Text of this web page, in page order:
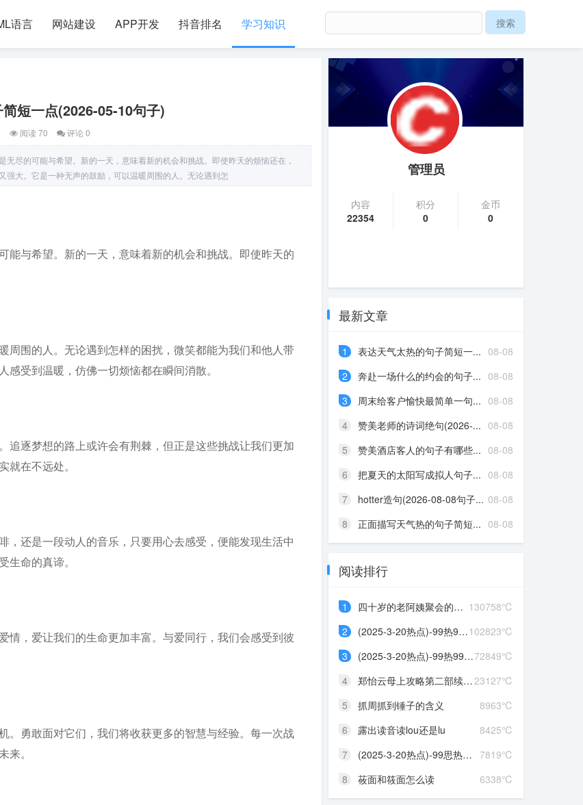
语言 网站建设 APP开发 抖音排名 学习知识
短一点(2026-05-10句子)
阅读 70 评论 0
尽的可能与希望。新的一天，意味着新的机会和挑战。即使昨天的烦恼还在，
大。它是一种无声的鼓励，可以温暖周围的人。无论遇到怎
能与希望。新的一天，意味着新的机会和挑战。即使昨天的
周围的人。无论遇到怎样的困扰，微笑都能为我们和他人带
受到温暖，仿佛一切烦恼都在瞬间消散。
追逐梦想的路上或许会有荆棘，但正是这些挑战让我们更加
在不远处。
还是一段动人的音乐，只要用心去感受，便能发现生活中
命的真谛。
情，爱让我们的生命更加丰富。与爱同行，我们会感受到彼
。勇敢面对它们，我们将收获更多的智慧与经验。每一次战
。
管理员
内容
22354
积分
0
金币
0
最新文章
08-08
1
表达天气太热的句子简短一...
08-08
2
奔赴一场什么的约会的句子...
08-08
3
周末给客户愉快最简单一句...
08-08
4
赞美老师的诗词绝句(2026-...
08-08
5
赞美酒店客人的句子有哪些...
08-08
6
把夏天的太阳写成拟人句子...
08-08
7
hotter造句(2026-08-08句子...
08-08
8 正面描写天气热的句子简短...
阅读排行
130758℃
1
四十岁的老阿姨聚会的说说...
102823℃
2
(2025-3-20热点)-99热99热...
72849℃
3
(2025-3-20热点)-99热99热...
23127℃
4
郑怡云母上攻略第二部续写...
8963℃
5
抓周抓到锤子的含义
8425℃
6
露出读音读lou还是lu
7819℃
7
(2025-3-20热点)-99思热这...
6338℃
8 莜面和筱面怎么读